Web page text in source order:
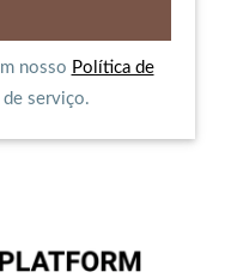
nosso Política de
serviço.